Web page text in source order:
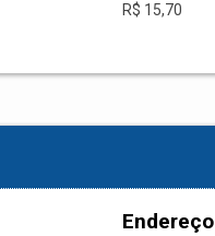
R$ 15,70
Endereço